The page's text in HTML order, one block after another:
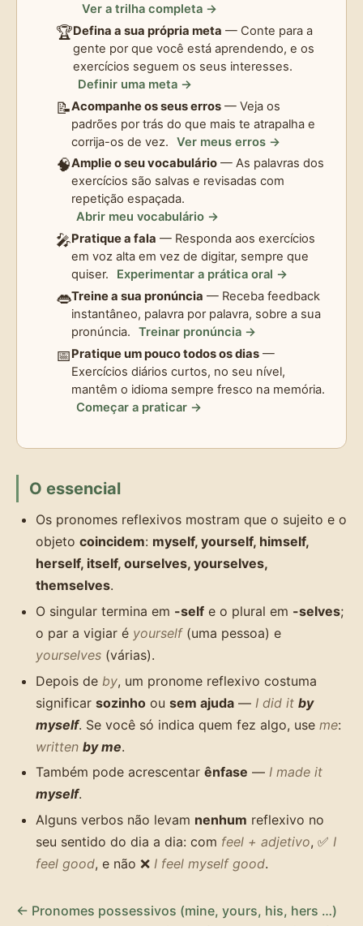
Ver a trilha completa →
🏆Defina a sua própria meta — Conte para a
gente por que você está aprendendo, e os
exercícios seguem os seus interesses.
Definir uma meta →
📝Acompanhe os seus erros — Veja os
padrões por trás do que mais te atrapalha e
corrija-os de vez.
Ver meus erros →
🧠Amplie o seu vocabulário — As palavras dos
exercícios são salvas e revisadas com
repetição espaçada.
Abrir meu vocabulário →
🎤Pratique a fala — Responda aos exercícios
em voz alta em vez de digitar, sempre que
quiser.
Experimentar a prática oral →
👄Treine a sua pronúncia — Receba feedback
instantâneo, palavra por palavra, sobre a sua
pronúncia.
Treinar pronúncia →
📅Pratique um pouco todos os dias —
Exercícios diários curtos, no seu nível,
mantêm o idioma sempre fresco na memória.
Começar a praticar →
O essencial
Os pronomes reflexivos mostram que o sujeito e o
objeto coincidem: myself, yourself, himself,
herself, itself, ourselves, yourselves,
themselves.
O singular termina em -self e o plural em -selves;
o par a vigiar é yourself(uma pessoa) e
yourselves (várias).
Depois de by, um pronome reflexivo costuma
significar sozinho ou sem ajuda — I did it by
myself. Se você só indica quem fez algo, use me:
written by me.
Também pode acrescentar ênfase — I made it
myself.
Alguns verbos não levam nenhum reflexivo no
seu sentido do dia a dia: com feel + adjetivo, ✅ I
feel good, e não ❌ I feel myself good.
← Pronomes possessivos (mine, yours, his, hers …)